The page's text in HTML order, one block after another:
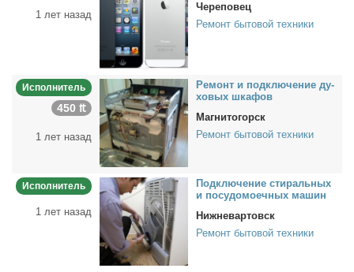
1 лет назад
Череповец
Ремонт бытовой техники
Исполнитель
450 ₶
1 лет назад
Ре­монт и под­клю­че­ние ду­
хо­вых шка­фов
Магнитогорск
Ремонт бытовой техники
Исполнитель
1 лет назад
Под­клю­че­ние сти­раль­ных
и по­су­до­мо­еч­ных ма­шин
Нижневартовск
Ремонт бытовой техники